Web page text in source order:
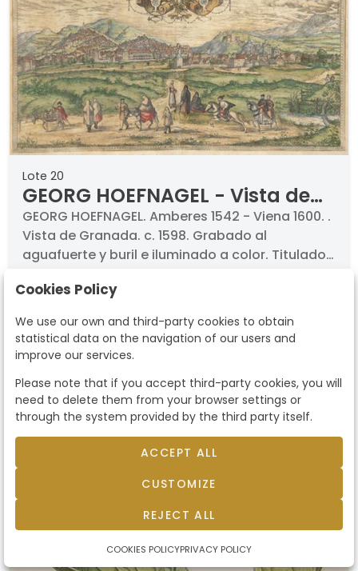
Lote 20
GEORG HOEFNAGEL - Vista de
Granada
GEORG HOEFNAGEL. Amberes 1542 - Viena 1600. .
Vista de Granada. c. 1598. Grabado al
aguafuerte y buril e iluminado a color. Titulado.
Braun & Hogenberg titulada "Civitates Orbis
Starting price 250 €
sold by420 €
sold
Cookies Policy
We use our own and third-party cookies to obtain
statistical data on the navigation of our users and
improve our services.
Please note that if you accept third-party cookies, you will
need to delete them from your browser settings or
through the system provided by the third party itself.
ACCEPT ALL
CUSTOMIZE
REJECT ALL
COOKIES POLICYPRIVACY POLICY